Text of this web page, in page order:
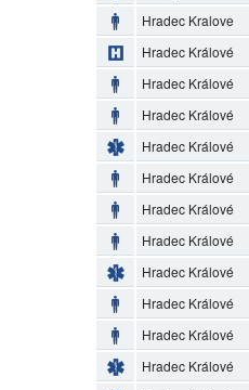
Hradec Kralove
Hradec Králové
Hradec Králové
Hradec Králové
Hradec Králové
Hradec Králové
Hradec Králové
Hradec Králové
Hradec Králové
Hradec Králové
Hradec Králové
Hradec Králové